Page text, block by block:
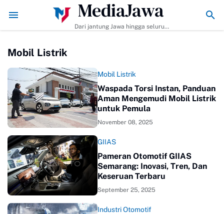
dan Tips Agar Bumbunya Meresap Sempurna! Ekonomi Bisnis
MediaJawa
Dari jantung Jawa hingga seluruh
akurat.
Mobil Listrik
Mobil Listrik
Waspada Torsi Instan, Panduan
Aman Mengemudi Mobil Listrik
untuk Pemula
November 08, 2025
GIIAS
Pameran Otomotif GIIAS
Semarang: Inovasi, Tren, Dan
Keseruan Terbaru
September 25, 2025
Industri Otomotif